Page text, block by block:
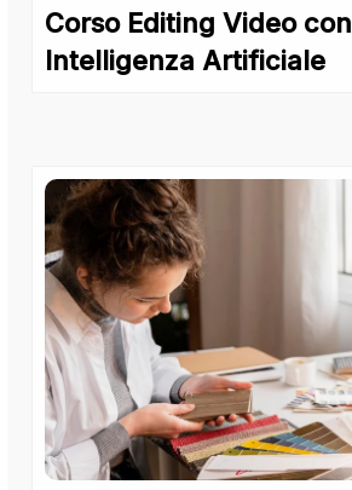
Corso Editing Video con
Intelligenza Artificiale